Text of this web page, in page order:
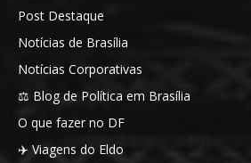
Post Destaque
Notícias de Brasília
Notícias Corporativas
⚖️ Blog de Política em Brasília
O que fazer no DF
✈️ Viagens do Eldo